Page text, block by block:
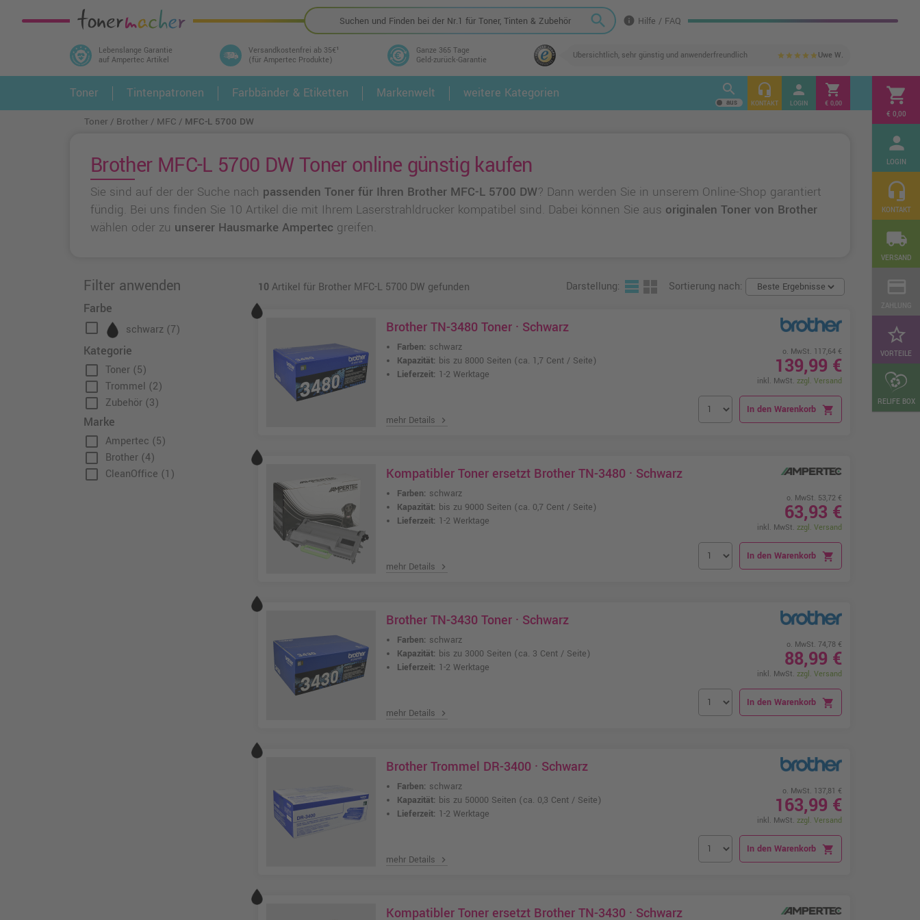
search info Hilfe / FAQ
Lebenslange Garantie
auf Ampertec Artikel
Versandkostenfrei ab 35€¹
(für Ampertec Produkte)
Ganze 365 Tage
Geld-zurück-Garantie
Übersichtlich, sehr günstig und anwenderfreundlich star star star star star Uwe W.
shopping_cart
€ 0,00
person
LOGIN
headset_mic
KONTAKT
local_shipping
VERSAND
star_border
VORTEILE
RELIFE BOX
In 3 einfachen Schritten ihr Druckermodell
und alle dazu passenden Artikel finden ➤ 1. 2.
Toner Tintenpatronen Farbbänder & Etiketten Markenwelt weitere Kategorien search headset_mic
KONTAKT
person
LOGIN
shopping_cart
€ 0,00
Toner Brother MFC MFC-L 5700 DW
Brother MFC-L 5700 DW Toner online günstig kaufen
Sie sind auf der der Suche nach passenden Toner für Ihren Brother MFC-L 5700 DW? Dann werden Sie in unserem Online-Shop garantiert
fündig. Bei uns finden Sie 10 Artikel die mit Ihrem Laserstrahldrucker kompatibel sind. Dabei können Sie aus originalen Toner von Brother
wählen oder zu unserer Hausmarke Ampertec greifen.
Filter anwenden
Farbe
check_box_outline_blank schwarz (7)
Kategorie
check_box_outline_blank Toner (5)
check_box_outline_blank Trommel (2)
check_box_outline_blank Zubehör (3)
Marke
check_box_outline_blank Ampertec (5)
check_box_outline_blank Brother (4)
check_box_outline_blank CleanOffice (1)
10Artikel für Brother MFC-L 5700 DW gefunden Darstellung: Sortierung nach:
Brother TN-3480 Toner · Schwarz
Farben: schwarz
Kapazität: bis zu 8000 Seiten (ca. 1,7 Cent / Seite)
Lieferzeit: 1-2 Werktage
mehr Details chevron_right
o. MwSt. 117,64 €
139,99 €
inkl. MwSt. zzgl. Versand
In den Warenkorb shopping_cart
Kompatibler Toner ersetzt Brother TN-3480 · Schwarz
Farben: schwarz
Kapazität: bis zu 9000 Seiten (ca. 0,7 Cent / Seite)
Lieferzeit: 1-2 Werktage
mehr Details chevron_right
o. MwSt. 53,72 €
63,93 €
inkl. MwSt. zzgl. Versand
In den Warenkorb shopping_cart
Brother TN-3430 Toner · Schwarz
Farben: schwarz
Kapazität: bis zu 3000 Seiten (ca. 3 Cent / Seite)
Lieferzeit: 1-2 Werktage
mehr Details chevron_right
o. MwSt. 74,78 €
88,99 €
inkl. MwSt. zzgl. Versand
In den Warenkorb shopping_cart
Brother Trommel DR-3400 · Schwarz
Farben: schwarz
Kapazität: bis zu 50000 Seiten (ca. 0,3 Cent / Seite)
Lieferzeit: 1-2 Werktage
mehr Details chevron_right
o. MwSt. 137,81 €
163,99 €
inkl. MwSt. zzgl. Versand
In den Warenkorb shopping_cart
Kompatibler Toner ersetzt Brother TN-3430 · Schwarz